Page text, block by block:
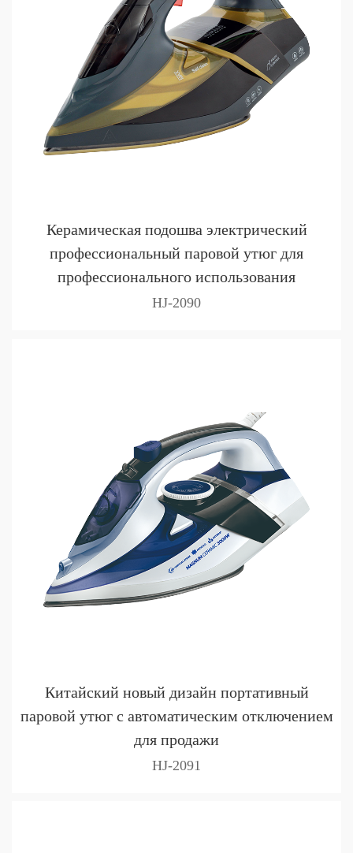
Керамическая подошва электрический
профессиональный паровой утюг для
профессионального использования
HJ-2090
Китайский новый дизайн портативный
паровой утюг с автоматическим отключением
для продажи
HJ-2091